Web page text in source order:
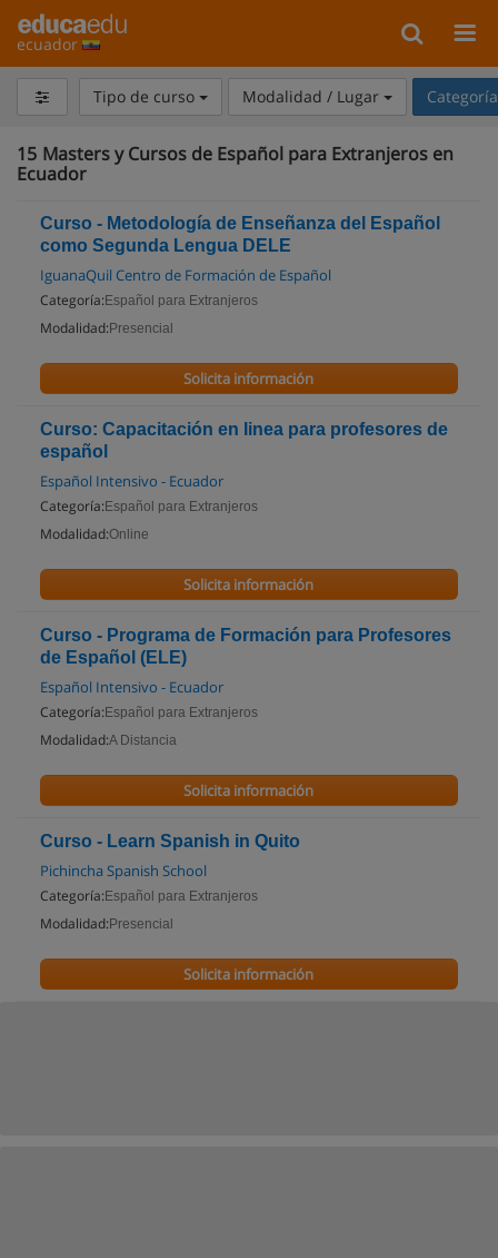
ecuador
Tipo de curso Modalidad / Lugar
15 Masters y Cursos de Español para Extranjeros en
Ecuador
Curso - Metodología de Enseñanza del Español
como Segunda Lengua DELE
IguanaQuil Centro de Formación de Español
Categoría: Español para Extranjeros
Modalidad: Presencial
Solicita información
Curso: Capacitación en linea para profesores de
español
Español Intensivo - Ecuador
Categoría: Español para Extranjeros
Modalidad:Online
Solicita información
Curso - Programa de Formación para Profesores
de Español (ELE)
Español Intensivo - Ecuador
Categoría: Español para Extranjeros
Modalidad:A Distancia
Solicita información
Curso - Learn Spanish in Quito
Pichincha Spanish School
Categoría: Español para Extranjeros
Modalidad: Presencial
Solicita información